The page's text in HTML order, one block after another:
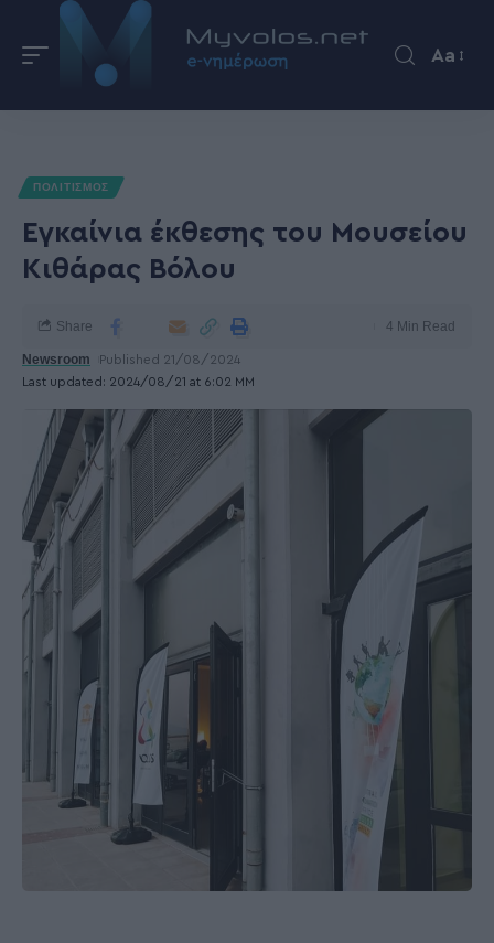
Aa
ΠΟΛΙΤΙΣΜΟΣ
Εγκαίνια έκθεσης του Μουσείου
Κιθάρας Βόλου
Last updated: 2024/08/21 at 6:02 ΜΜ
Newsroom Published 21/08/2024
Share 4 Min Read